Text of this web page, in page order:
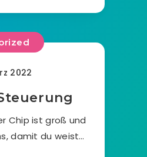
2022
Chip ist groß und
damit du weist…